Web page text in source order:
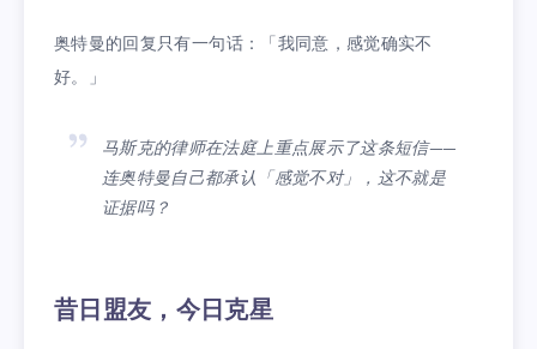
奥特曼的回复只有一句话：「我同意，感觉确实不
好。」
马斯克的律师在法庭上重点展示了这条短信——
连奥特曼自己都承认「感觉不对」，这不就是
证据吗？
昔日盟友，今日克星